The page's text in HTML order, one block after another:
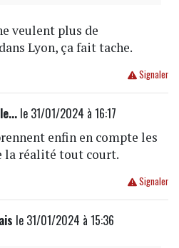
veulent plus de
Lyon, ça fait tache.
Signaler
le 31/01/2024 à 16:17
enfin en compte les
la réalité tout court.
Signaler
le 31/01/2024 à 15:36